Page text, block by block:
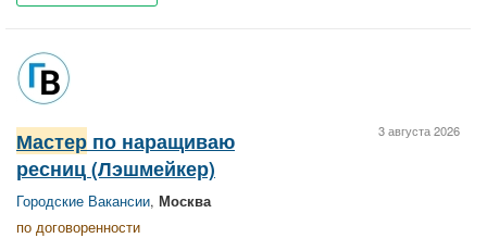
3 августа 2026
Мастер по наращиваю
ресниц (Лэшмейкер)
Городские Вакансии, Москва
по договоренности